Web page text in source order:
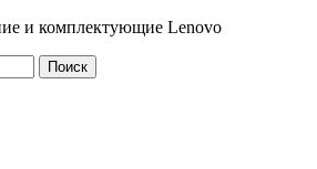
и комплектующие Lenovo